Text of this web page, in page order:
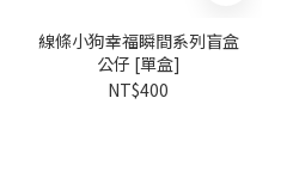
線條小狗幸福瞬間系列盲盒
公仔 [單盒]
NT$400